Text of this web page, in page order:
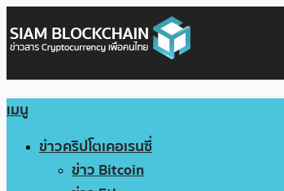
เมนู
ข่าวคริปโตเคอเรนซี่
ข่าว Bitcoin